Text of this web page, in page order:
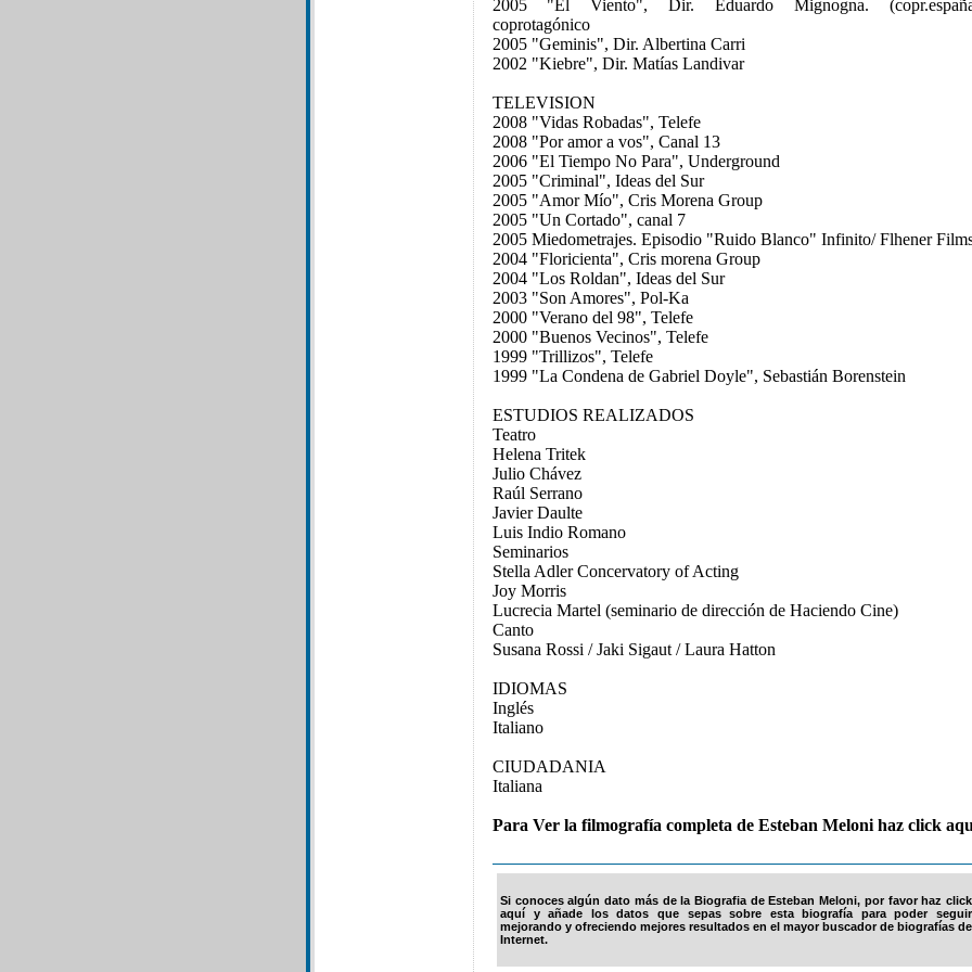
2005 "El Viento", Dir. Eduardo Mignogna.
coprotagónico
2005 "Geminis", Dir. Albertina Carri
2002 "Kiebre", Dir. Matías Landivar
TELEVISION
2008 "Vidas Robadas", Telefe
2008 "Por amor a vos", Canal 13
2006 "El Tiempo No Para", Underground
2005 "Criminal", Ideas del Sur
2005 "Amor Mío", Cris Morena Group
2005 "Un Cortado", canal 7
2005 Miedometrajes. Episodio "Ruido Blanco" Infinito/ Flhener
2004 "Floricienta", Cris morena Group
2004 "Los Roldan", Ideas del Sur
2003 "Son Amores", Pol-Ka
2000 "Verano del 98", Telefe
2000 "Buenos Vecinos", Telefe
1999 "Trillizos", Telefe
1999 "La Condena de Gabriel Doyle", Sebastián Borenstein
ESTUDIOS REALIZADOS
Teatro
Helena Tritek
Julio Chávez
Raúl Serrano
Javier Daulte
Luis Indio Romano
Seminarios
Stella Adler Concervatory of Acting
Joy Morris
Lucrecia Martel (seminario de dirección de Haciendo Cine)
Canto
Susana Rossi / Jaki Sigaut / Laura Hatton
IDIOMAS
Inglés
Italiano
CIUDADANIA
Italiana
Para Ver la filmografía completa de Esteban Meloni haz click
Si conoces algún dato más de la Biografia de Esteban Meloni, por favor haz click
aquí y añade los datos que sepas sobre esta biografía para poder seguir
mejorando y ofreciendo mejores resultados en el mayor buscador de biografías de
Internet.